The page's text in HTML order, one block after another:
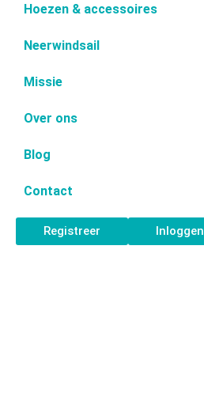
Hoezen & accessoires
Neerwindsail
Missie
Over ons
Blog
Contact
Registreer Inloggen